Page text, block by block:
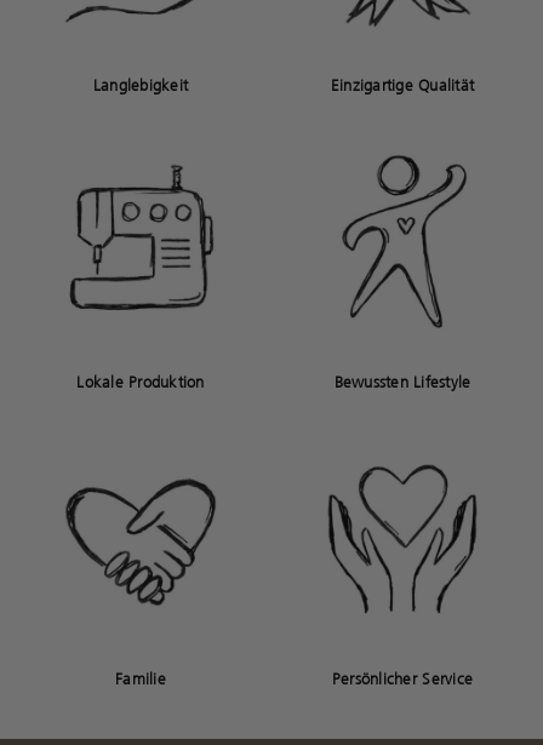
Langlebigkeit Einzigartige Qualität
Lokale Produktion Bewussten Lifestyle
Familie Persönlicher Service